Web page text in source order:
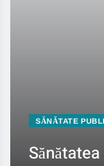
SĂNĂTATE